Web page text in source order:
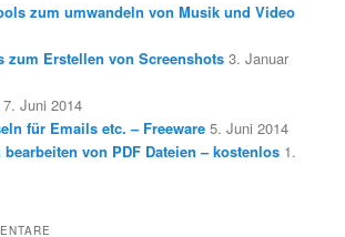
zum umwandeln von Musik und Video
zum Erstellen von Screenshots 3. Januar
7. Juni 2014
für Emails etc. – Freeware 5. Juni 2014
von PDF Dateien – kostenlos 1.